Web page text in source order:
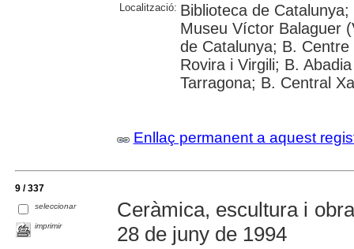
Localització: Biblioteca de
Museu Víctor Balaguer
de Catalunya; B.
Rovira i Virgili; B.
Tarragona; B. Central
Enllaç permanent a aquest
9 / 337
seleccionar
imprimir
Ceràmica, escultura i
28 de juny de 1994